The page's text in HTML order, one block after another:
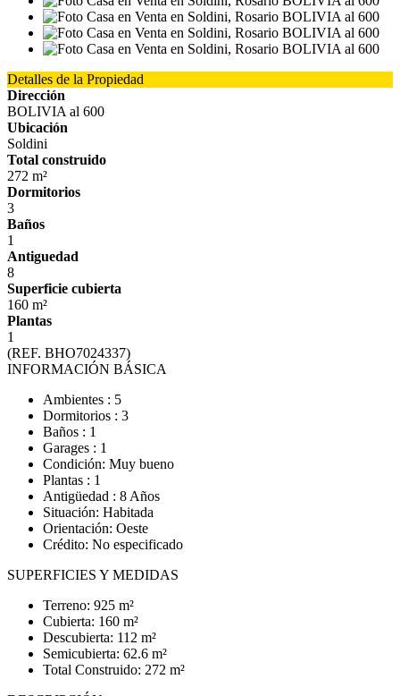
Detalles de la Propiedad
Dirección
BOLIVIA al 600
Ubicación
Soldini
Total construido
272 m²
Dormitorios
3
Baños
1
Antiguedad
8
Superficie cubierta
160 m²
Plantas
1
(REF. BHO7024337)
INFORMACIÓN BÁSICA
Ambientes : 5
Dormitorios : 3
Baños : 1
Garages : 1
Condición: Muy bueno
Plantas : 1
Antigüedad : 8 Años
Situación: Habitada
Orientación: Oeste
Crédito: No especificado
SUPERFICIES Y MEDIDAS
Terreno: 925 m²
Cubierta: 160 m²
Descubierta: 112 m²
Semicubierta: 62.6 m²
Total Construido: 272 m²